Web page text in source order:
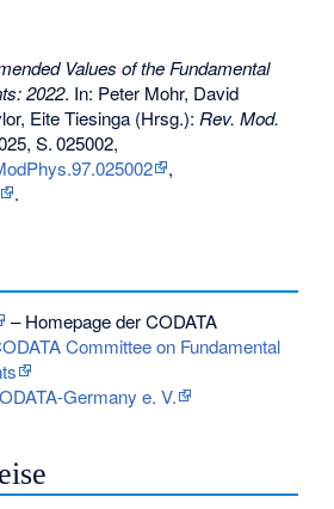
Values of the Fundamental
2022. In: Peter Mohr, David
Eite Tiesinga (Hrsg.): Rev. Mod.
S.025002,
,
.
– Homepage der CODATA
Committee on Fundamental
Germany e. V.